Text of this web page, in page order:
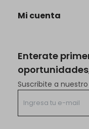
Enterate
Suscribite a
Mi cuenta